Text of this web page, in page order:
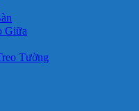
Giữa
Tường